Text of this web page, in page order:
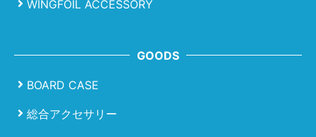
WINGFOIL ACCESSORY
GOODS
BOARD CASE
総合アクセサリー